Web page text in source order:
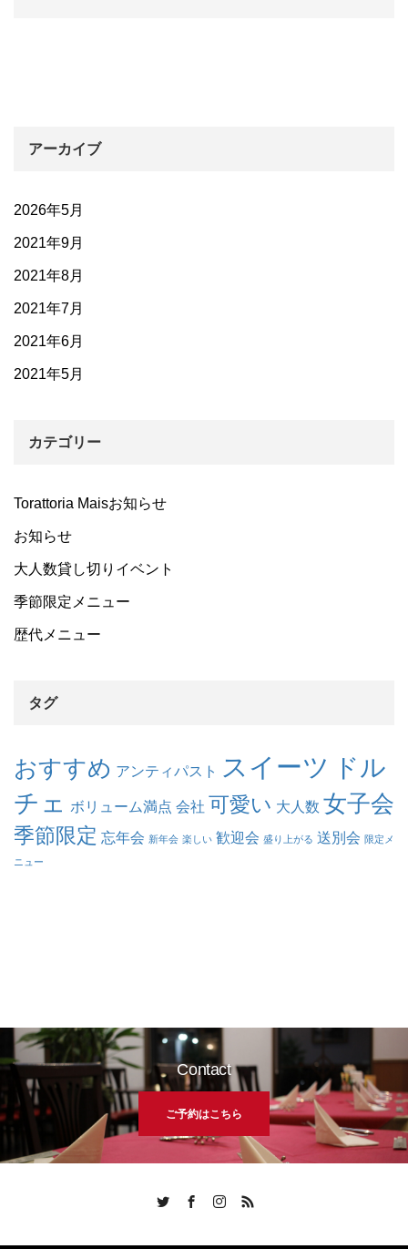
アーカイブ
2026年5月
2021年9月
2021年8月
2021年7月
2021年6月
2021年5月
カテゴリー
Torattoria Maisお知らせ
お知らせ
大人数貸し切りイベント
季節限定メニュー
歴代メニュー
タグ
おすすめ アンティパスト スイーツ ドル
チェ ボリューム満点 会社 可愛い 大人数 女子会
季節限定 忘年会 新年会 楽しい 歓迎会 盛り上がる 送別会 限定メ
ニュー
Contact
ご予約はこちら
TwitterFacebookInstagram